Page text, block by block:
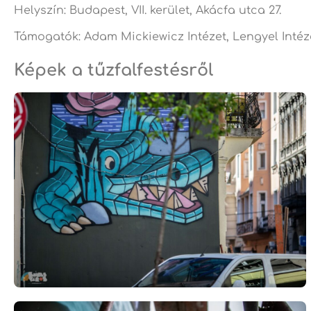
Helyszín: Budapest, VII. kerület, Akácfa utca 27.
Támogatók: Adam Mickiewicz Intézet, Lengyel
Képek a tűzfalfestésről